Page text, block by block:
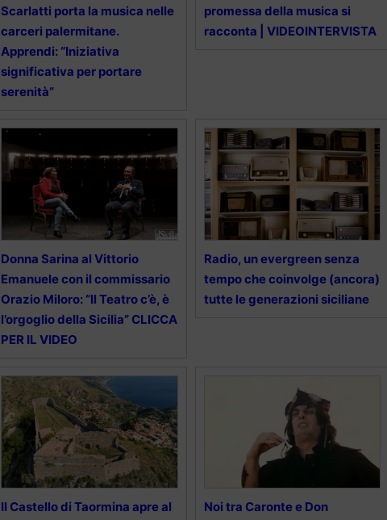
Scarlatti porta la musica nelle
carceri palermitane.
Apprendi: “Iniziativa
significativa per portare
serenità”
promessa della musica si
racconta | VIDEOINTERVISTA
Donna Sarina al Vittorio
Emanuele con il commissario
Orazio Miloro: “Il Teatro c’è, è
l’orgoglio della Sicilia” CLICCA
PER IL VIDEO
Radio, un evergreen senza
tempo che coinvolge (ancora)
tutte le generazioni siciliane
Il Castello di Taormina apre al
Noi tra Caronte e Don